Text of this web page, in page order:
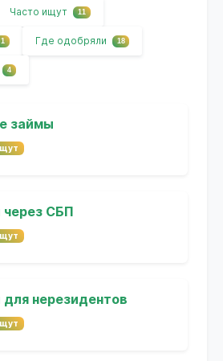
Часто ищут 11
1 Где одобряли 18
4
займы
СБП
нерезидентов